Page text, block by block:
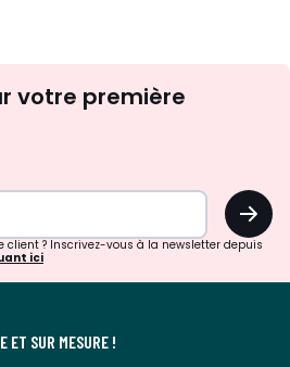
d'inspirations
surprises?
votre première
OK
client ? Inscrivez-vous à la newsletter depuis
ici
ET SUR MESURE !